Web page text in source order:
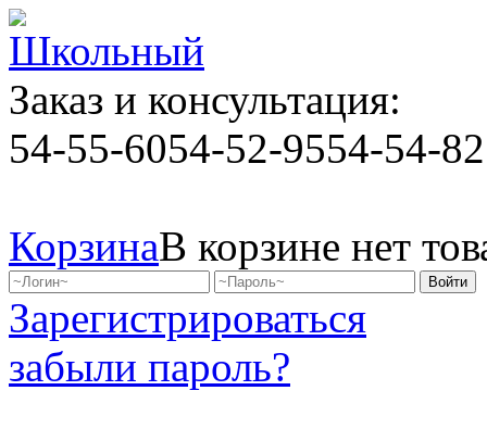
Заказ и консультация:
54-55-6054-52-9554-54-82
КорзинаВ корзине нет
Зарегистрироваться
забыли пароль?